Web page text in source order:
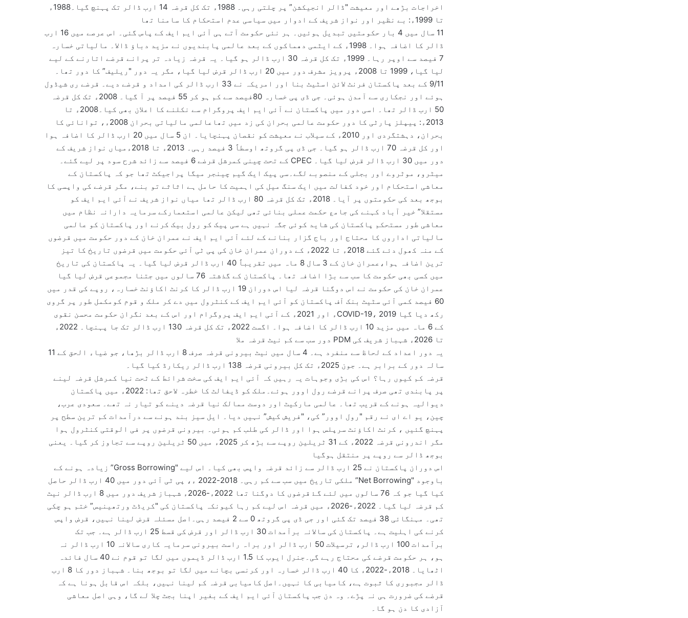
اخراجات بڑھے اور معیشت "ڈالر انجیکشن” پر چلتی رہی۔ 1988ء تک کل قرضہ 14 ارب ڈالر تک پہنچ گیا۔1988ء
تا 1999ء: بے نظیر اور نواز شریف کے ادوار میں سیاسی عدم استحکام کا سامنا تھا
11 سال میں 4 بار حکومتیں تبدیل ہوئیں۔ ہر نئی حکومت آتے ہی آئی ایم ایف کے پاس گئی۔ اس عرصے میں 16 ارب
ڈالر کا اضافہ ہوا۔ 1998ء کے ایٹمی دھماکوں کے بعد عالمی پابندیوں نے مزید دباؤ ڈالا۔ مالیاتی خسارہ
7 فیصد سے اوپر رہا۔ 1999ء تک کل قرضہ 30 ارب ڈالر ہو گیا۔ یہ قرضہ زیادہ تر پرانے قرضے اتارنے کے لیے
لیا گیا، 1999 تا 2008ء پرویز مشرف دور میں 20 ارب ڈالر قرض لیا گیا، مگر یہ دور "ریلیف” کا دور تھا۔
9/11 کے بعد پاکستان فرنٹ لائن اسٹیٹ بنا اور امریکہ نے 33 ارب ڈالر کی امداد و قرضے دیے۔ قرضے ری شیڈول
ہوئے اور نجکاری سے آمدن ہوئی۔ جی ڈی پی خسارہ 80فیصد سے کم ہو کر 55 فیصد پر آ گیا۔ 2008ء تک کل قرضہ
50 ارب ڈالر تھا۔ اسی دور میں پاکستان نے آئی ایم ایف پروگرام سے نکلنے کا اعلان بھی کیا۔2008ء تا
2013ء: پیپلز پارٹی کا دور حکومت عالمی بحران کی زد میں تھاعالمی مالیاتی بحران 2008ء، توانائی کا
بحران، دہشتگردی اور 2010ء کے سیلاب نے معیشت کو نقصان پہنچایا۔ ان 5 سال میں 20 ارب ڈالر کا اضافہ ہوا
اور کل قرضہ 70 ارب ڈالر ہو گیا۔ جی ڈی پی گروتھ اوسطاً 3 فیصد رہی۔ 2013ء تا 2018ءمیاں نواز شریف کے
دور میں 30 ارب ڈالر قرض لیا گیا۔ CPEC کے تحت چینی کمرشل قرضے 6 فیصد سے زائد شرح سود پر لیے گئے۔
میٹرو، موٹروے اور بجلی کے منصوبے لگے۔سی پیک ایک گیم چینجر میگا پراجیکٹ تھا جو کہ پاکستان کے
معاشی استحکام اور خود کفالت میں ایک سنگ میل کی اہمیت کا حامل ہے اثاثے تو بنے، مگر قرضے کی واپسی کا
بوجھ بعد کی حکومتوں پر آیا۔ 2018ء تک کل قرضہ 80 ارب ڈالر تھا میاں نواز شریف نے آئی ایم ایف کو
مستقلا” خیر آباد کہنے کی جامع حکمت عملی بنائی تھی لیکن عالمی استعمارکے سرمایہ دارانہ نظام میں
معاشی طور مستحکم پاکستان کی شاید کوئی جگہ نہیں ہے سی پیک کو رول بیک کرنے اور پاکستان کو عالمی
مالیاتی اداروں کا محتاج اور باج گزار بنانے کے لئے آئی ایم ایف نے عمران خان کے دور حکومت میں قرضوں
کے منہ کھول دئے گئے 2018ء تا 2022ء کے دوران عمران خان کی پی ٹی آئی حکومت میں قرضوں تاریخ کا تیز
ترین اضافہ ہوا،عمران خان کے 3 سال 8 ماہ میں تقریباً 40 ارب ڈالر قرض لیا گیا۔ یہ پاکستان کی تاریخ
میں کسی بھی حکومت کا سب سے بڑا اضافہ تھا۔ پاکستان کے گذشتہ 76 سالوں میں جتنا مجموعی قرض لیا گیا
عمران خان کی حکومت نے اس دوگنا قرضہ لیا اس دوران 19 ارب ڈالر کا کرنٹ اکاؤنٹ خسارہ، روپے کی قدر میں
60 فیصد کمی آئی سٹیٹ بنک آف پاکستان کو آئی ایم ایف کے کنٹرول میں دے کر ملک و قوم کومکمل طور پر گروی
رکھ دیا گیا COVID-19، 2019ء اور 2021ء کے آئی ایم ایف پروگرام اور اس کے بعد نگران حکومت محسن نقوی
کے 6 ماہ میں مزید 10 ارب ڈالر کا اضافہ ہوا۔ اگست 2022ء تک کل قرضہ 130 ارب ڈالر تک جا پہنچا۔ 2022ء
تا 2026ء شہباز شریف کی PDM دور سب سے کم نیٹ قرضہ ملا
یہ دور اعداد کے لحاظ سے منفرد ہے۔ 4 سال میں نیٹ بیرونی قرضہ صرف 8 ارب ڈالر بڑھا، جو ضیاء الحق کے 11
سالہ دور کے برابر ہے۔ جون 2025ء تک کل بیرونی قرضہ 138 ارب ڈالر ریکارڈ کیا گیا۔
قرضہ کم کیوں رہا؟ اس کی بڑی وجوہات یہ رہیں کہ آئی ایم ایف کی سخت شرائط کے ٹحت نیا کمرشل قرضہ لینے
پر پابندی تھی صرف پرانے قرضے رول اوور ہوئے۔ملک کو ڈیفالٹ کا خطرہ لاحق تھا: 2022ء میں پاکستان
دیوالیہ ہونے کے قریب تھا۔ عالمی مارکیٹ اور دوست ممالک نیا قرضہ دینے کو تیار نہ تھے۔ سعودی عرب،
چین، یو اے ای نے رقم "رول اوور” کی، "فریش کیش” نہیں دیا۔ ایل سیز بند ہونے سے درآمدات کم ترین سطح پر
پہنچ گئیں ، کرنٹ اکاؤنٹ سرپلس ہوا اور ڈالر کی طلب کم ہوئی۔ بیرونی قرضوں پر فی الوقتی کنٹرول ہوا
مگر اندرونی قرضہ 2022ء کے 31 ٹریلین روپے سے بڑھ کر 2025ء میں 50 ٹریلین روپے سے تجاوز کر گیا۔ یعنی
بوجھ ڈالر سے روپے پر منتقل ہوگیا
اس دوران پاکستان نے 25 ارب ڈالر سے زائد قرضہ واپس بھی کیا۔ اس لیے "Gross Borrowing” زیادہ ہونے کے
باوجود "Net Borrowing” ملکی تاریخ میں سب سے کم رہی۔ 2018-2022 ء، پی ٹی آئی دور میں 40 ارب ڈالر حاصل
کیا گیا جو کہ 76 سالوں میں لئے گۓ قرضوں کا دوگنا تھا 2022ء-2026ء شہباز شریف دور میں 8 ارب ڈالر نیٹ
کم قرضہ لیا گیا۔ 2022ء-2026ء میں قرضہ اس لیے کم رہا کیونکہ پاکستان کی "کریڈٹ ورتھینیس” ختم ہو چکی
تھی۔ مہنگائی 38 فیصد تک گئی اور جی ڈی پی گروتھ 0 سے 2 فیصد رہی۔اصل مسئلہ قرض لینا نہیں، قرض واپس
کرنے کی اہلیت ہے۔ پاکستان کی سالانہ برآمدات 30 ارب ڈالر اور قرض کی قسط 25 ارب ڈالر ہے۔ جب تک
برآمدات 100 ارب ڈالر، ترسیلات 50 ارب ڈالر اور براہ راست بیرونی سرمایہ کاری سالانہ 10 ارب ڈالر نہ
ہو، ہر حکومت قرضے کی محتاج رہے گی۔جنرل ایوب کا 1.5 ارب ڈالر ڈیموں میں لگا تو قوم نے 40 سال فائدہ
اٹھایا۔ 2018ء-2022ء کا 40 ارب ڈالر خسارہ اور کرنسی بچانے میں لگا تو بوجھ بنا۔ شہباز دور کا 8 ارب
ڈالر مجبوری کا ثبوت ہے، کامیابی کا نہیں۔اصل کامیابی قرضہ کم لینا نہیں، بلکہ اس قابل ہونا ہے کہ
قرضے کی ضرورت ہی نہ پڑے۔ وہ دن جب پاکستان آئی ایم ایف کے بغیر اپنا بجٹ چلا لے گا، وہی اصل معاشی
آزادی کا دن ہو گا۔